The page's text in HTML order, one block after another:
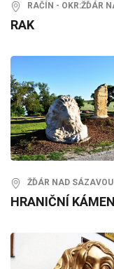
RAČÍN - OKR:ŽĎÁR
RAK
ŽĎÁR NAD
HRANIČNÍ